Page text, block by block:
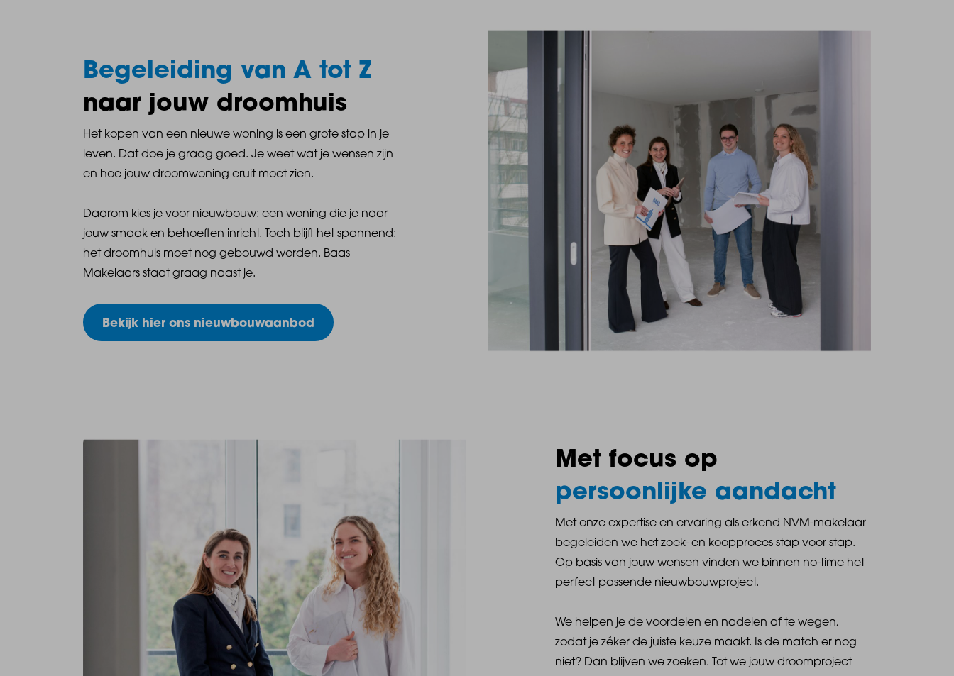
Begeleiding van A tot Z
naar jouw droomhuis
Het kopen van een nieuwe woning is een grote stap in je
leven. Dat doe je graag goed. Je weet wat je wensen zijn
en hoe jouw droomwoning eruit moet zien.
Daarom kies je voor nieuwbouw: een woning die je naar
jouw smaak en behoeften inricht. Toch blijft het spannend:
het droomhuis moet nog gebouwd worden. Baas
Makelaars staat graag naast je.
Bekijk hier ons nieuwbouwaanbod
Met focus op
persoonlijke aandacht
Met onze expertise en ervaring als erkend NVM-makelaar
begeleiden we het zoek- en koopproces stap voor stap.
Op basis van jouw wensen vinden we binnen no-time het
perfect passende nieuwbouwproject.
We helpen je de voordelen en nadelen af te wegen,
zodat je zéker de juiste keuze maakt. Is de match er nog
niet? Dan blijven we zoeken. Tot we jouw droomproject